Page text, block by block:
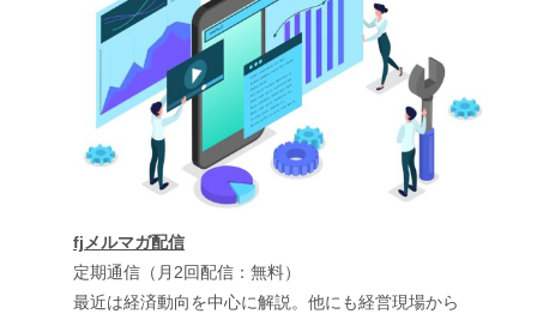
fjメルマガ配信
定期通信（月2回配信：無料）
最近は経済動向を中心に解説。他にも経営現場から